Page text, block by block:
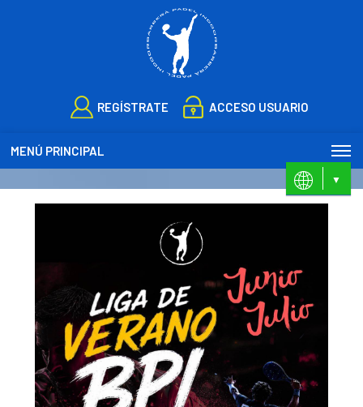
CA
REGÍSTRATE ACCESO USUARIO
MENÚ PRINCIPAL